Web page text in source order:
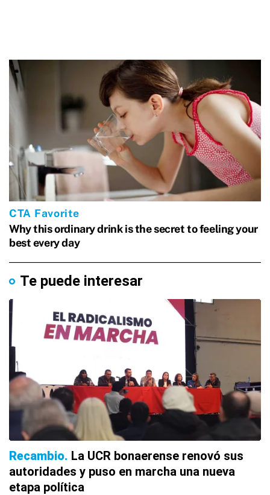
Te puede interesar
Recambio La UCR bonaerense renovó sus
autoridades y puso en marcha una nueva
etapa política